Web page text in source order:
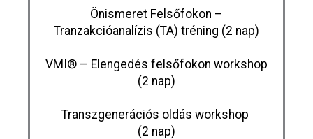
Önismeret Felsőfokon –
Tranzakcióanalízis (TA) tréning (2 nap)
VMI® – Elengedés felsőfokon workshop
(2 nap)
Transzgenerációs oldás workshop
(2 nap)